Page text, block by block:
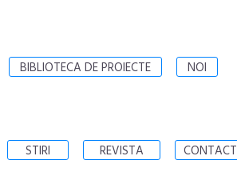
BIBLIOTECA DE PROIECTE NOI
STIRI REVISTA CONTACT